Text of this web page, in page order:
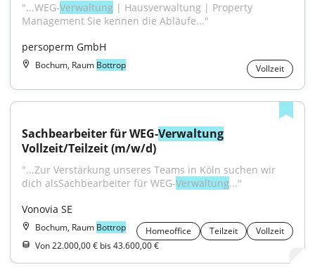
"...WEG-Verwaltung | Hausverwaltung | Property
Management Sie kennen die Abläufe..."
persoperm GmbH
Bochum, Raum Bottrop Vollzeit
Sachbearbeiter für WEG-Verwaltung
Vollzeit/Teilzeit (m/w/d)
"...Zur Verstärkung unseres Teams in Köln suchen wir
dich alsSachbearbeiter für WEG-Verwaltung..."
Vonovia SE
Bochum, Raum Bottrop Homeoffice Teilzeit
Vollzeit
Von 22.000,00 € bis 43.600,00 €